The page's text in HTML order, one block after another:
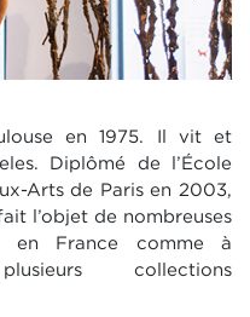
en 1975. Il vit et
Diplômé de l’École
Arts de Paris en 2003,
l’objet de nombreuses
en France comme à
collections